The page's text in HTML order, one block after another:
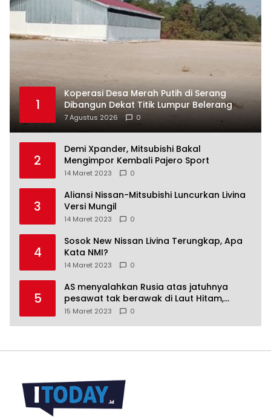
1
Koperasi Desa Merah Putih di Serang
Dibangun Dekat Titik Lumpur Belerang
7 Agustus 2026 0
2
Demi Xpander, Mitsubishi Bakal
Mengimpor Kembali Pajero Sport
14 Maret 2023 0
3
Aliansi Nissan-Mitsubishi Luncurkan Livina
Versi Mungil
14 Maret 2023 0
4
Sosok New Nissan Livina Terungkap, Apa
Kata NMI?
14 Maret 2023 0
5
AS menyalahkan Rusia atas jatuhnya
pesawat tak berawak di Laut Hitam,
Moskow menyangkal
15 Maret 2023 0